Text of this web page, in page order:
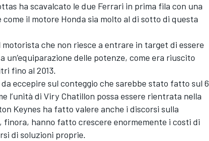
ha scavalcato le due Ferrari in prima fila con una
il motore Honda sia molto al di sotto di questa
che non riesce a entrare in target di essere
un’equiparazione delle potenze, come era riuscito
fino al 2013.
eccepire sul conteggio che sarebbe stato fatto sul 6
l’unità di Viry Chatillon possa essere rientrata nella
Keynes ha fatto valere anche i discorsi sulla
hanno fatto crescere enormemente i costi di
di soluzioni proprie.